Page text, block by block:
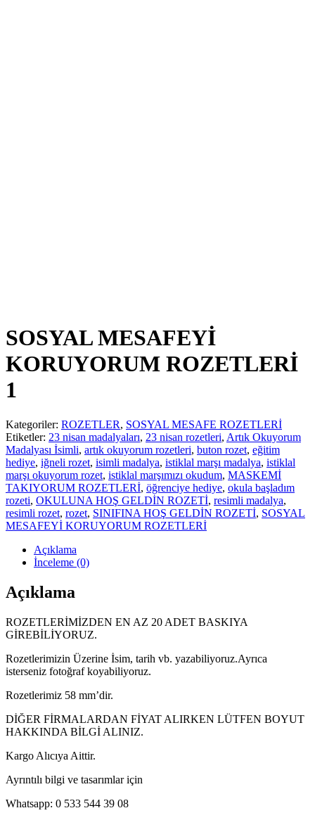
SOSYAL MESAFEYİ
KORUYORUM ROZETLERİ
1
Kategoriler: ROZETLER, SOSYAL MESAFE ROZETLERİ
Etiketler: 23 nisan madalyaları, 23 nisan rozetleri, Artık Okuyorum
Madalyası İsimli, artık okuyorum rozetleri, buton rozet, eğitim
hediye, iğneli rozet, isimli madalya, istiklal marşı madalya, istiklal
marşı okuyorum rozet, istiklal marşımızı okudum, MASKEMİ
TAKIYORUM ROZETLERİ, öğrenciye hediye, okula başladım
rozeti, OKULUNA HOŞ GELDİN ROZETİ, resimli madalya,
resimli rozet, rozet, SINIFINA HOŞ GELDİN ROZETİ, SOSYAL
MESAFEYİ KORUYORUM ROZETLERİ
Açıklama
İnceleme (0)
Açıklama
ROZETLERİMİZDEN EN AZ 20 ADET BASKIYA
GİREBİLİYORUZ.
Rozetlerimizin Üzerine İsim, tarih vb. yazabiliyoruz.Ayrıca
isterseniz fotoğraf koyabiliyoruz.
Rozetlerimiz 58 mm’dir.
DİĞER FİRMALARDAN FİYAT ALIRKEN LÜTFEN BOYUT
HAKKINDA BİLGİ ALINIZ.
Kargo Alıcıya Aittir.
Ayrıntılı bilgi ve tasarımlar için
Whatsapp: 0 533 544 39 08